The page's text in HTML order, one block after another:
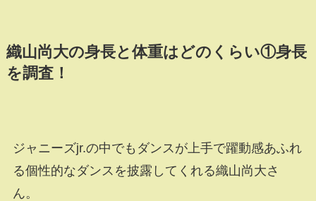
織山尚大の身長と体重はどのくらい①身長
を調査！
ジャニーズjr.の中でもダンスが上手で躍動感あふれ
る個性的なダンスを披露してくれる織山尚大さ
ん。